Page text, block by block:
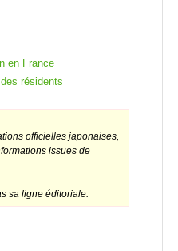
en France
résidents
officielles japonaises,
issues de
sa ligne éditoriale.